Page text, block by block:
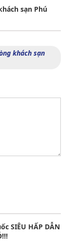
sạn Phú
khách sạn
SIÊU HẤP DẪN